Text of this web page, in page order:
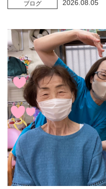
ブログ 2026.08.05